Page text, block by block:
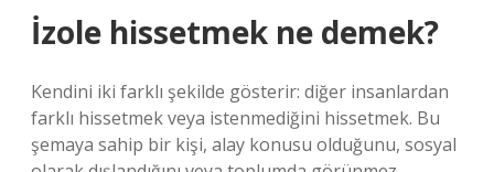
İzole hissetmek ne demek?
Kendini iki farklı şekilde gösterir: diğer insanlardan
farklı hissetmek veya istenmediğini hissetmek. Bu
şemaya sahip bir kişi, alay konusu olduğunu, sosyal